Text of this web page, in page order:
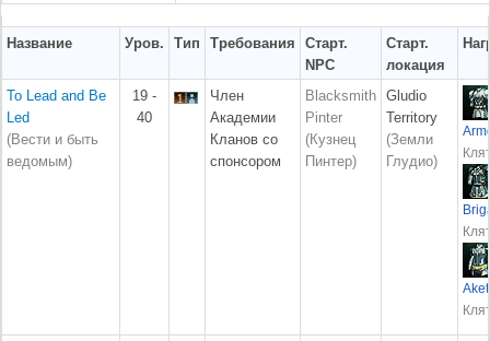
Название Уров. Тип Требования
Старт.
NPC
Старт.
локация
To Lead and Be
Led
(Вести и быть
ведомым)
19 -
40
Член
Академии
Кланов со
спонсором
Blacksmith
Pinter
(Кузнец
Пинтер)
Gludio
Territory
(Земли
Глудио)